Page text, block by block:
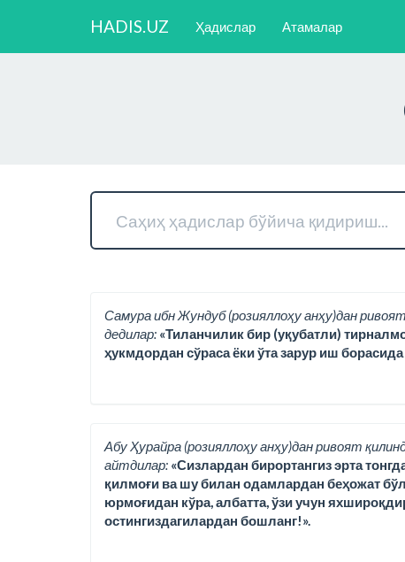
HADIS.UZ Ҳадислар Атамалар
Самура ибн Жундуб (розияллоҳу анҳу)дан
дедилар: «Тиланчилик бир (уқубатли)
ҳукмдордан сўраса ёки ўта зарур иш
Абу Ҳурайра (розияллоҳу анҳу)дан ривоят
айтдилар: «Сизлардан бирортангиз эрта
қилмоғи ва шу билан одамлардан беҳожат
юрмоғидан кўра, албатта, ўзи учун
остингиздагилардан бошланг!».